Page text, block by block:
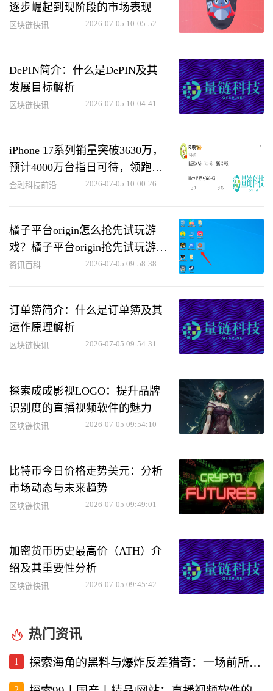
逐步崛起到现阶段的市场表现
区块链快讯 2026-07-05 10:05:52
DePIN简介：什么是DePIN及其
发展目标解析
区块链快讯 2026-07-05 10:04:41
iPhone 17系列销量突破3630万，
预计4000万台指日可待，领跑高
端旗舰市场
金融科技前沿 2026-07-05 10:00:26
橘子平台origin怎么抢先试玩游
戏？橘子平台origin抢先试玩游戏
教程
资讯百科 2026-07-05 09:58:38
订单簿简介：什么是订单簿及其
运作原理解析
区块链快讯 2026-07-05 09:54:31
探索成成影视LOGO：提升品牌
识别度的直播视频软件的魅力
区块链快讯 2026-07-05 09:54:10
比特币今日价格走势美元：分析
市场动态与未来趋势
区块链快讯 2026-07-05 09:49:01
加密货币历史最高价（ATH）介
绍及其重要性分析
区块链快讯 2026-07-05 09:45:42
热门资讯
1 探索海角的黑料与爆炸反差猎奇：一场前所未有的直播视频体验